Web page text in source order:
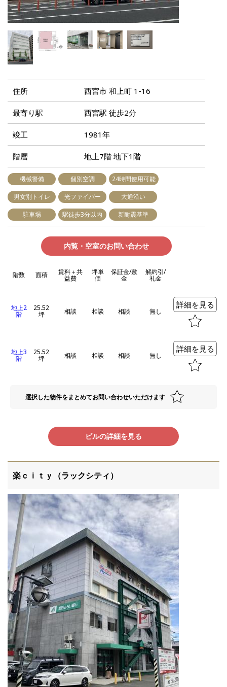
住所 西宮市 和上町 1-16
最寄り駅 西宮駅 徒歩2分
竣工 1981年
階層 地上7階 地下1階
機械警備 個別空調 24時間使用可能
男女別トイレ 光ファイバー 大通沿い
駐車場 駅徒歩3分以内 新耐震基準
内覧・空室のお問い合わせ
階数 面積 賃料＋共
益費
坪単
価
保証金/敷
金
解約引/
礼金
地上2
階
25.52
坪 相談 相談 相談 無し
詳細を見る
地上3
階
25.52
坪 相談 相談 相談 無し
詳細を見る
選択した物件をまとめてお問い合わせいただけます
ビルの詳細を見る
楽ｃｉｔｙ（ラックシティ）